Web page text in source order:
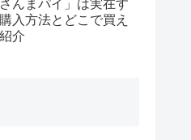
んまパイ」は実在す
入方法とどこで買え
介